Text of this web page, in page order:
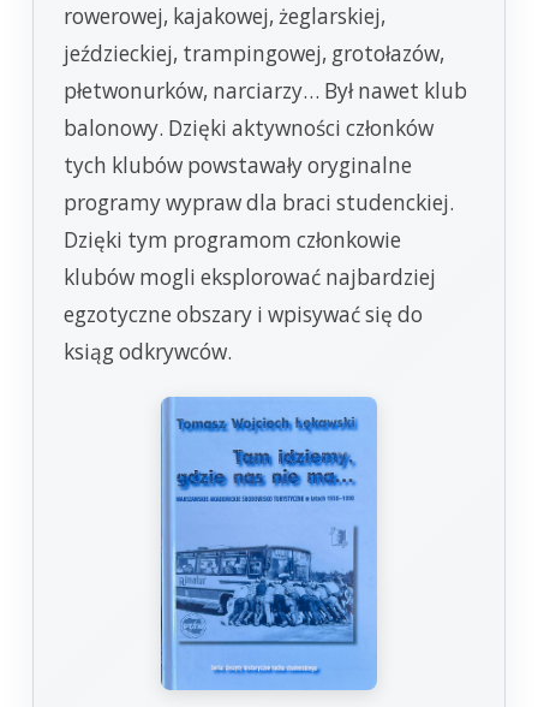
rowerowej, kajakowej, żeglarskiej,
jeździeckiej, trampingowej, grotołazów,
płetwonurków, narciarzy… Był nawet klub
balonowy. Dzięki aktywności członków
tych klubów powstawały oryginalne
programy wypraw dla braci studenckiej.
Dzięki tym programom członkowie
klubów mogli eksplorować najbardziej
egzotyczne obszary i wpisywać się do
ksiąg odkrywców.